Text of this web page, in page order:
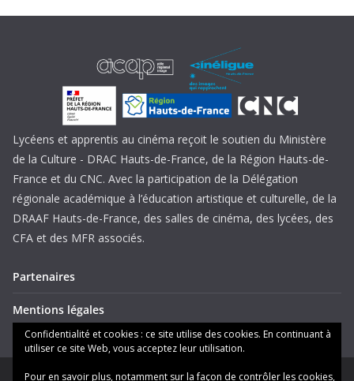
Lycéens et apprentis au cinéma reçoit le soutien du Ministère
de la Culture - DRAC Hauts-de-France, de la Région Hauts-de-
France et du CNC. Avec la participation de la Délégation
régionale académique à l’éducation artistique et culturelle, de la
DRAAF Hauts-de-France, des salles de cinéma, des lycées, des
CFA et des MFR associés.
Partenaires
Mentions légales
Confidentialité et cookies : ce site utilise des cookies. En continuant à
utiliser ce site Web, vous acceptez leur utilisation.
Pour en savoir plus, notamment sur la façon de contrôler les cookies,